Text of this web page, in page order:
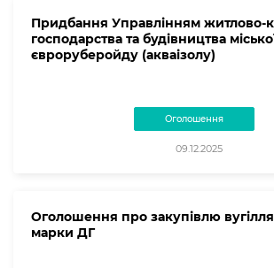
Придбання Управлінням житлово-
господарства та будівництва
євроруберойду (акваізолу)
Оголошення
09.12.2025
Оголошення про закупівлю
марки ДГ